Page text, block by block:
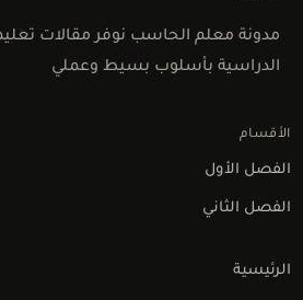
مدونة معلم الحاسب نوفر مقالات
الدراسية بأسلوب بسيط وعملي
الأقسام
الفصل الأول
الفصل الثاني
الرئيسية